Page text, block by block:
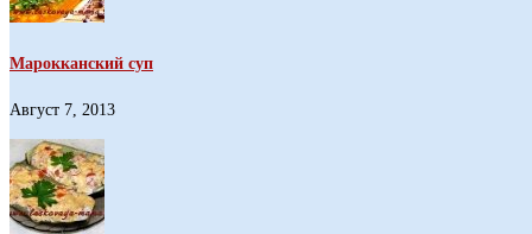
Марокканский суп
Август 7, 2013